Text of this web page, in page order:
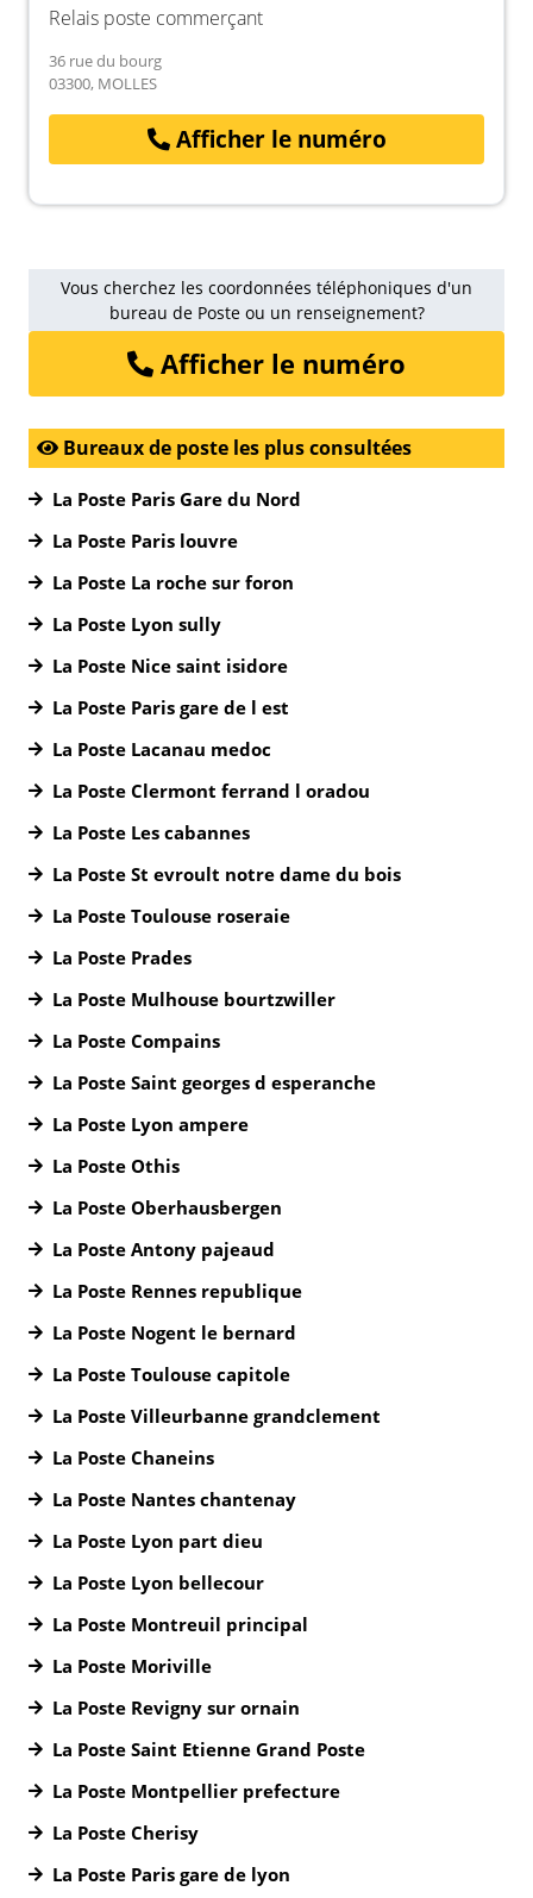
Relais poste commerçant
36 rue du bourg
03300, MOLLES
Afficher le numéro
Vous cherchez les coordonnées téléphoniques d'un
bureau de Poste ou un renseignement?
Afficher le numéro
Bureaux de poste les plus consultées
La Poste Paris Gare du Nord
La Poste Paris louvre
La Poste La roche sur foron
La Poste Lyon sully
La Poste Nice saint isidore
La Poste Paris gare de l est
La Poste Lacanau medoc
La Poste Clermont ferrand l oradou
La Poste Les cabannes
La Poste St evroult notre dame du bois
La Poste Toulouse roseraie
La Poste Prades
La Poste Mulhouse bourtzwiller
La Poste Compains
La Poste Saint georges d esperanche
La Poste Lyon ampere
La Poste Othis
La Poste Oberhausbergen
La Poste Antony pajeaud
La Poste Rennes republique
La Poste Nogent le bernard
La Poste Toulouse capitole
La Poste Villeurbanne grandclement
La Poste Chaneins
La Poste Nantes chantenay
La Poste Lyon part dieu
La Poste Lyon bellecour
La Poste Montreuil principal
La Poste Moriville
La Poste Revigny sur ornain
La Poste Saint Etienne Grand Poste
La Poste Montpellier prefecture
La Poste Cherisy
La Poste Paris gare de lyon